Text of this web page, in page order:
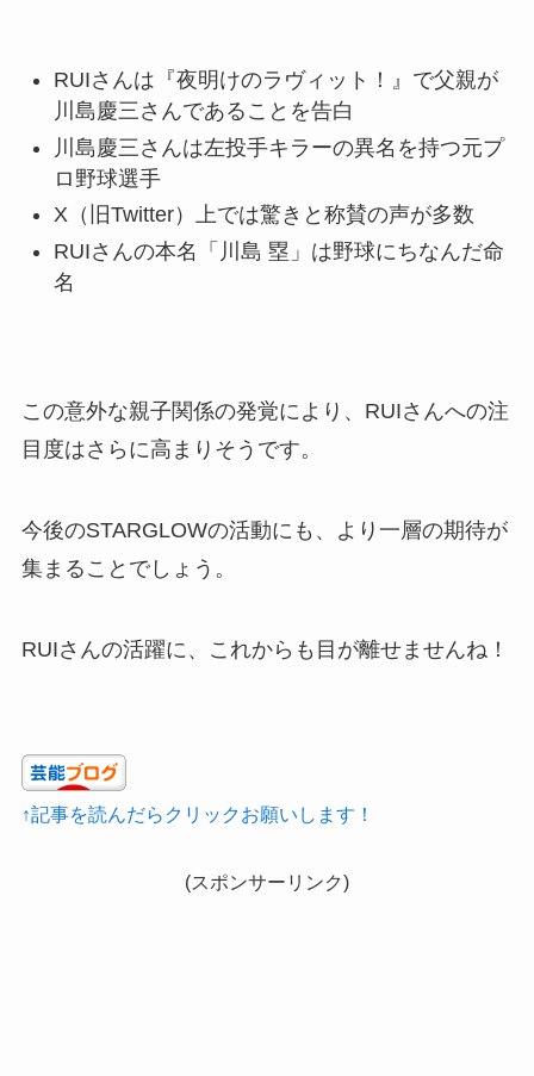
RUIさんは『夜明けのラヴィット！』で父親が
川島慶三さんであることを告白
川島慶三さんは左投手キラーの異名を持つ元プ
ロ野球選手
X（旧Twitter）上では驚きと称賛の声が多数
RUIさんの本名「川島 塁」は野球にちなんだ命
名
この意外な親子関係の発覚により、RUIさんへの注
目度はさらに高まりそうです。
今後のSTARGLOWの活動にも、より一層の期待が
集まることでしょう。
RUIさんの活躍に、これからも目が離せませんね！
↑記事を読んだらクリックお願いします！
(スポンサーリンク)